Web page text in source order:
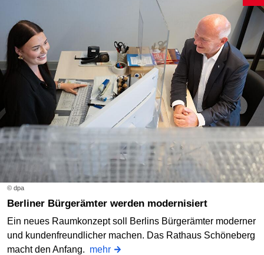
© dpa
Berliner Bürgerämter werden modernisiert
Ein neues Raumkonzept soll Berlins Bürgerämter moderner
und kundenfreundlicher machen. Das Rathaus Schöneberg
macht den Anfang. mehr